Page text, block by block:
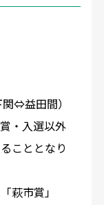
⇔益田間）
・入選以外
こととなり
萩市賞」